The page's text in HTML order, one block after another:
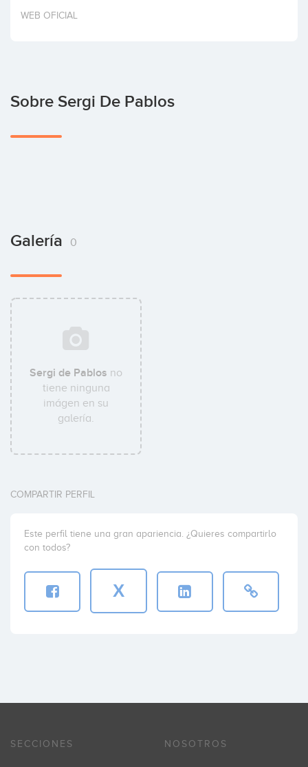
Invertir
WEB OFICIAL
Sobre Sergi De Pablos
Galería 0
Sergi de Pablos no
tiene ninguna
imágen en su
galería.
COMPARTIR PERFIL
Este perfil tiene una gran apariencia. ¿Quieres compartirlo
con todos?
X
SECCIONES NOSOTROS